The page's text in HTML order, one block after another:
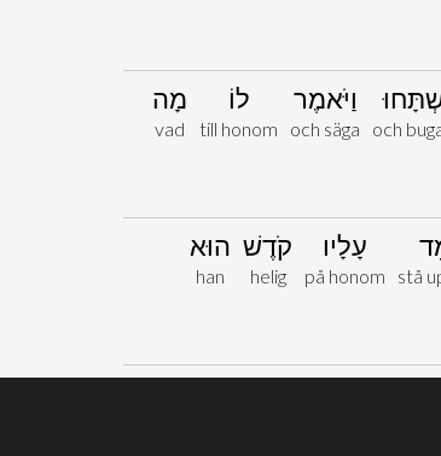
och
וַיֹּאמֶר
och säga
לוֹ
till honom
מָה
vad
stå
עָלָיו
på honom
קֹדֶשׁ
helig
הוּא
han